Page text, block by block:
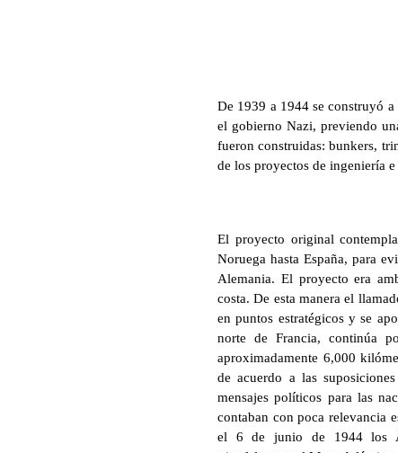
De 1939 a 1944 se construyó
el gobierno Nazi, previendo
fueron construidas: bunkers,
de los proyectos de ingeniería
El proyecto original
Noruega hasta España, para
Alemania. El proyecto era
costa. De esta manera el
en puntos estratégicos y se
norte de Francia, continúa
aproximadamente 6,000
de acuerdo a las
mensajes políticos para las
contaban con poca relevancia
el 6 de junio de 1944 los